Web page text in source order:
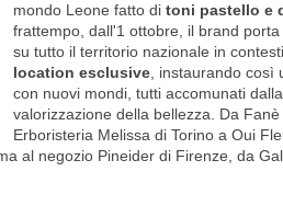
mondo Leone fatto di toni pastello e
frattempo, dall'1 ottobre, il brand
su tutto il territorio nazionale in
location esclusive, instaurando così
con nuovi mondi, tutti accomunati
valorizzazione della bellezza. Da
Erboristeria Melissa di Torino a Oui
al negozio Pineider di Firenze, da